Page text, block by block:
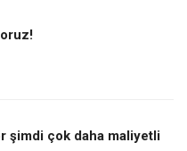
şimdi çok daha maliyetli